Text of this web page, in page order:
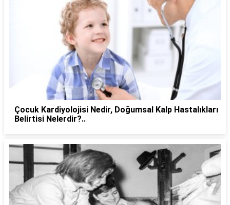
Çocuk Kardiyolojisi Nedir, Doğumsal Kalp Hastalıkları
Belirtisi Nelerdir?..